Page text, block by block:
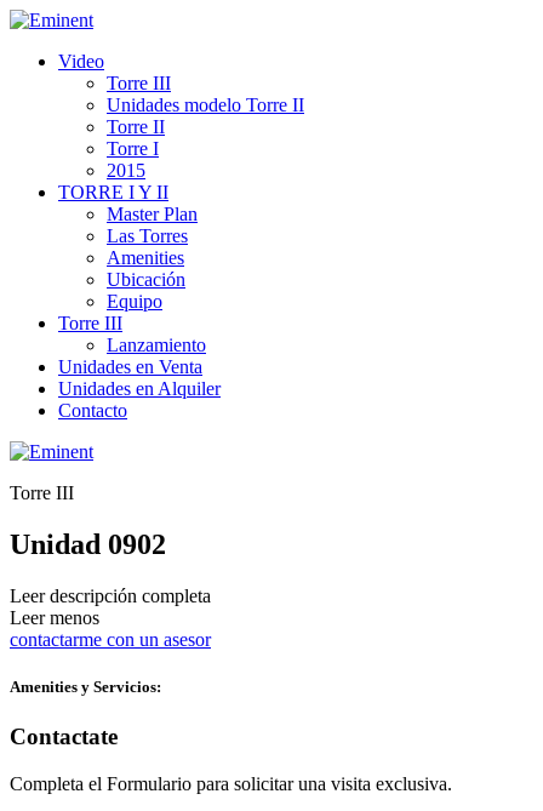
Video
Torre III
Unidades modelo Torre II
Torre II
Torre I
2015
TORRE I Y II
Master Plan
Las Torres
Amenities
Ubicación
Equipo
Torre III
Lanzamiento
Unidades en Venta
Unidades en Alquiler
Contacto
Torre III
Unidad 0902
Leer descripción completa
Leer menos
contactarme con un asesor
Amenities y Servicios:
Contactate
Completa el Formulario para solicitar una visita exclusiva.